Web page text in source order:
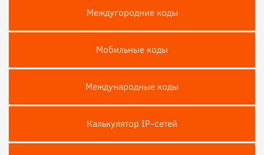
Междугородние коды
Мобильные коды
Международные коды
Калькулятор IP-сетей